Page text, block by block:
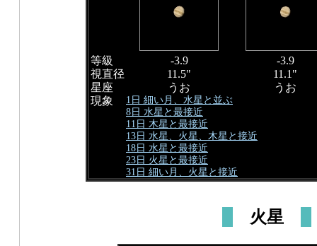
等級 -3.9
-3.9
視直径
11.5"
11.1"
星座
うお
うお
現象
1日 細い月、水星と並ぶ
8日 水星と最接近
11日 木星と最接近
13日 水星、火星、木星と接近
18日 水星と最接近
23日 火星と最接近
31日 細い月、火星と接近
火星